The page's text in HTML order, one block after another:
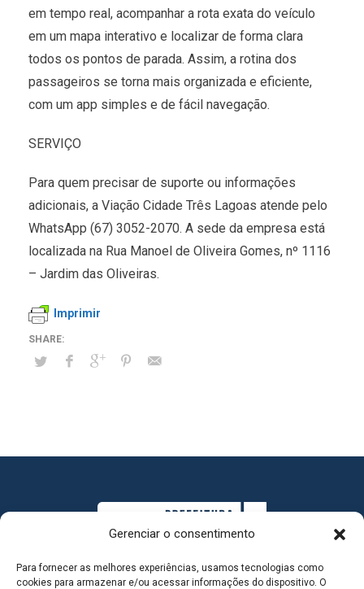
Gerenciar o consentimento
Para fornecer as melhores experiências, usamos tecnologias como
cookies para armazenar e/ou acessar informações do dispositivo. O
em tempo real, acompanhar a rota exata do veículo
em um mapa interativo e localizar de forma clara
todos os pontos de parada. Assim, a rotina dos
passageiros se torna mais organizada e eficiente,
com um app simples e de fácil navegação.
SERVIÇO
Para quem precisar de suporte ou informações
adicionais, a Viação Cidade Três Lagoas atende pelo
WhatsApp (67) 3052-2070. A sede da empresa está
localizada na Rua Manoel de Oliveira Gomes, nº 1116
– Jardim das Oliveiras.
Imprimir